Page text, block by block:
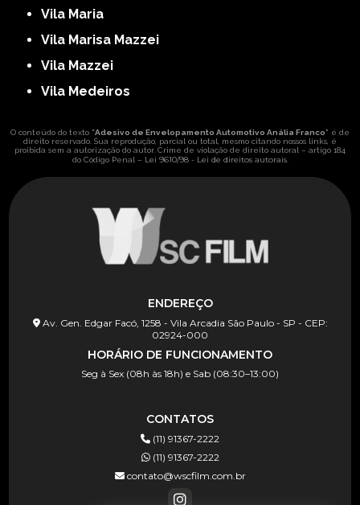
Vila Maria
Vila Marisa Mazzei
Vila Mazzei
Vila Medeiros
O conteúdo do texto "Adesivo de Envelopamento Automotivo Anália Franco" é de
direito reservado. Sua reprodução, parcial ou total, mesmo citando nossos links, é
proibida sem a autorização do autor. Crime de violação de direito autoral – artigo 184
do Código Penal – Lei 9610/98 - Lei de direitos autorais.
ENDEREÇO
Av. Gen. Edgar Facó, 1258 - Vila Arcadia São Paulo - SP - CEP:
02924-000
HORÁRIO DE FUNCIONAMENTO
Seg à Sex (08h às 18h) e Sab (08:30–13:00)
CONTATOS
(11) 91367-2222
(11) 91367-2222
contato@wscfilm.com.br